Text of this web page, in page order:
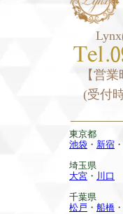
【営
(受付
東京都
池袋 ・ 新宿 ・
埼玉県
大宮 ・ 川口
千葉県
松戸 ・ 船橋 ・